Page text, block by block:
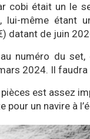
cobi était un le
lui-même étant
datant de juin
numéro du set,
2024. Il
est assez
pour un navire à